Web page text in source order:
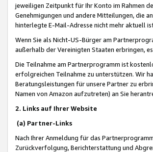
jeweiligen Zeitpunkt für Ihr Konto im Rahmen
Genehmigungen und andere Mitteilungen, die
hinterlegte E-Mail-Adresse nicht mehr aktuell
Wenn Sie als Nicht-US-Bürger am
außerhalb der Vereinigten Staaten erbringen,
Die Teilnahme am Partnerprogramm ist
erfolgreichen Teilnahme zu unterstützen. Wir
Beratungsleistungen für unsere Partner zu
Namen von Amazon aufzutreten) an Sie
2. Links auf Ihrer Website
(a) Partner-Links
Nach Ihrer Anmeldung für das
Zurückverfolgung, Berichterstattung und